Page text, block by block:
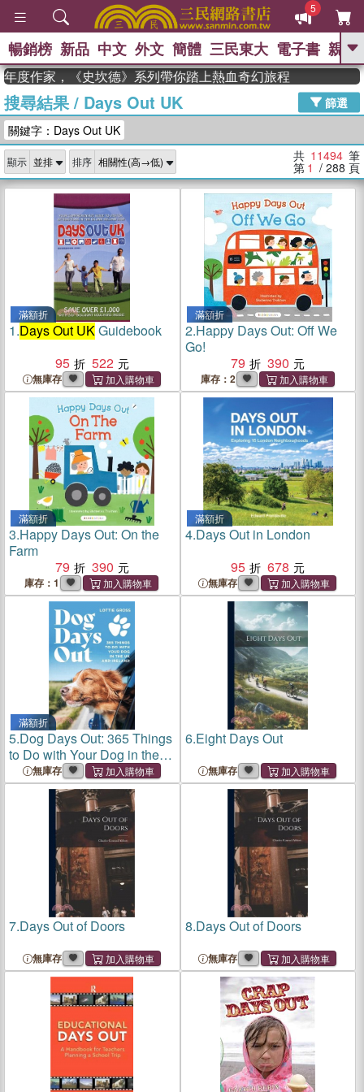
5
GO
熱搜： The Odyssey 、
父親節 、 如果歷史是一群喵 、 暑期
念華 、 台灣的李登輝時代 、 數學女
孩：黎曼猜想
偉大的迷走神經
暢銷榜 新品 中文 外文 簡體 三民東大 電子書 親子
，《史坎德》系列帶你踏上熱血奇幻旅程
搜尋結果/ Days Out UK
篩選
關鍵字：Days Out UK
顯示 排序 共 11494 筆
第 1 / 288 頁
滿額折
1.Days Out UKGuidebook
95
522
無庫存
滿額折
2.Happy Days Out: Off We
Go!
79
390
庫存：2
滿額折
3.Happy Days Out: On the
Farm
79
390
庫存：1
滿額折
4.Days Out in London
95
678
無庫存
滿額折
5.Dog Days Out: 365 Things
to Do with Your Dog in the
UK and Ireland
無庫存
6.Eight Days Out
無庫存
7.Days Out of Doors
無庫存
8.Days Out of Doors
無庫存